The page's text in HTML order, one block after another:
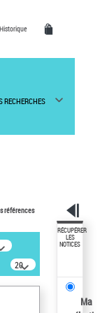
Historique
RECHERCHES
références
20
résultats/page
RÉCUPÉRER
LES
NOTICES
Ma